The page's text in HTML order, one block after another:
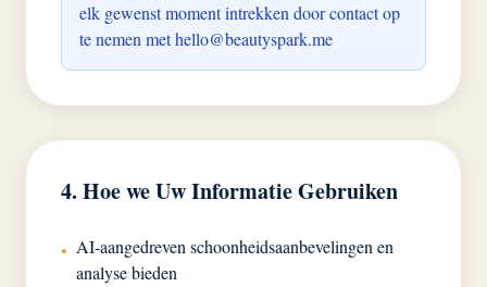
elk gewenst moment intrekken door contact op
te nemen methello@beautyspark.me
4. Hoe we Uw Informatie Gebruiken
• AI-aangedreven schoonheidsaanbevelingen en
analyse bieden